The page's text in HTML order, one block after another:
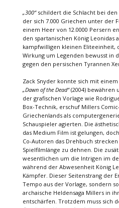
„300“ schildert die Schlacht bei
der sich 7.000 Griechen unter der
einem Heer von 12.0000 Persern
den spartanischen König Leonidas
kampfwilligen kleinen
Wirkung um Legenden bewusst in
gegen den persischen Tyrannen
Zack Snyder konnte sich mit
„Dawn of the Dead“(2004) bewähren
der grafischen Vorlage wie
Box-Technik, erschuf Millers
Griechenlands als
Schauspieler agierten. Die
das Medium Film ist gelungen,
Co-Autoren das Drehbuch
Spielfilmlänge zu dehnen. Die
wesentlichen um die Intrigen im
während der Abwesenheit König
Kämpfer. Dieser Seitenstrang der
Tempo aus der Vorlage, sondern
archaische Heldensaga Millers in
entschärfen. Trotzdem muss sich